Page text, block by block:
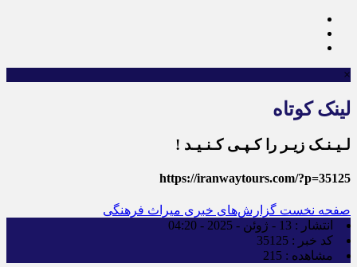
×
لینک کوتاه
لـیـنـک زیـر را کـپـی کـنـیـد !
https://iranwaytours.com/?p=35125
صفحه نخست گزارش‌های خبری میراث فرهنگی
انتشار : 13 - ژوئن - 2025 - 04:20
کد خبر : 35125
مشاهده : 215